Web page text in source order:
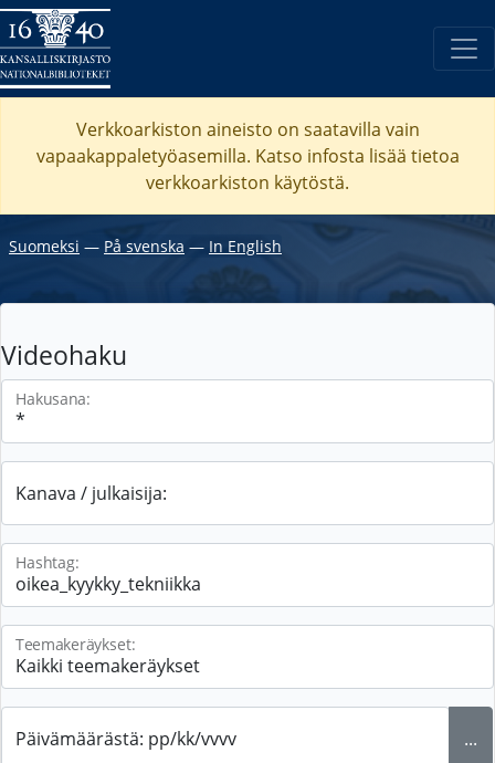
Verkkoarkiston aineisto on saatavilla vain
vapaakappaletyöasemilla. Katso infosta lisää tietoa
verkkoarkiston käytöstä.
Suomeksi ― På svenska ― In English
Videohaku
Hakusana:
Kanava / julkaisija:
Hashtag:
Teemakeräykset:
Päivämäärästä: pp/kk/vvvv ...